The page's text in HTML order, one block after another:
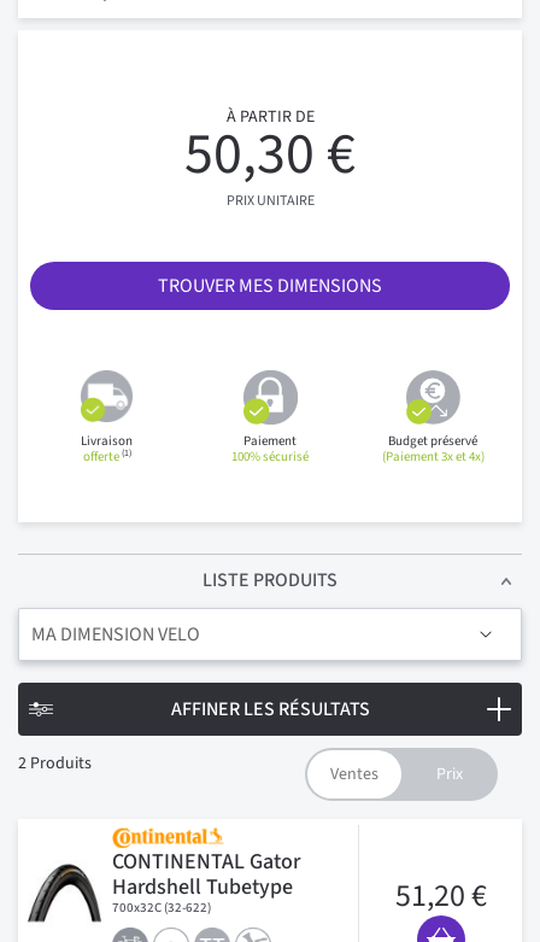
À PARTIR DE
50,30 €
PRIX UNITAIRE
TROUVER MES DIMENSIONS
Livraison
offerte(1)
Paiement
100% sécurisé
Budget préservé
(Paiement 3x et 4x)
LISTE PRODUITS
2 Produits
CONTINENTAL Gator
Hardshell Tubetype
700x32C (32-622) 51,20 €
MA DIMENSION VELO
AFFINER LES RÉSULTATS